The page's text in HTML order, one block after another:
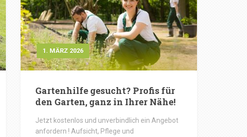
1. MÄRZ 2026
Gartenhilfe gesucht? Profis für
den Garten, ganz in Ihrer Nähe!
Jetzt kostenlos und unverbindlich ein Angebot
anfordern ! Aufsicht, Pflege und